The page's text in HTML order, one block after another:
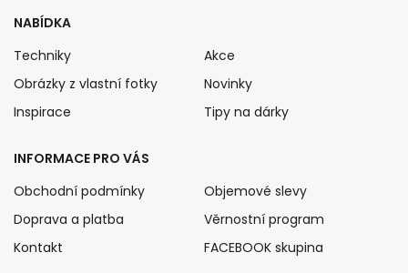
NABÍDKA
Techniky
Obrázky z vlastní fotky
Inspirace
Akce
Novinky
Tipy na dárky
INFORMACE PRO VÁS
Obchodní podmínky
Doprava a platba
Kontakt
Objemové slevy
Věrnostní program
FACEBOOK skupina